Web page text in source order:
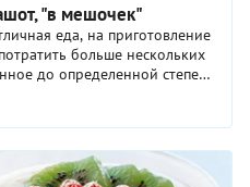
"в мешочек"
еда, на приготовление
больше нескольких
до определенной степени